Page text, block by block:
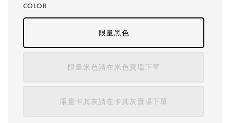
COLOR
限量黑色
限量米色請在米色賣場下單
限量卡其灰請在卡其灰賣場下單